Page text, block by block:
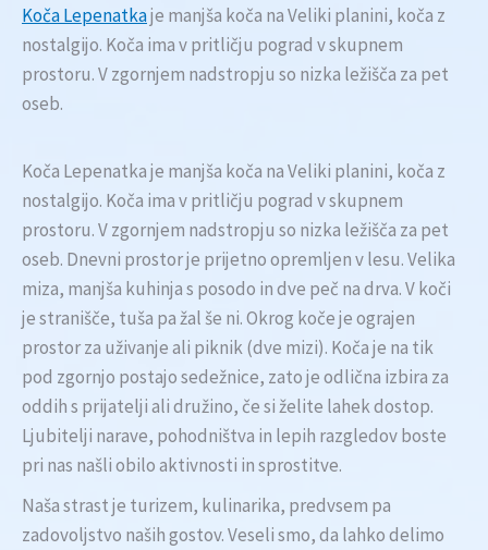
Koča Lepenatkaje manjša koča na Veliki planini, koča z
nostalgijo. Koča ima v pritličju pograd v skupnem
prostoru. V zgornjem nadstropju so nizka ležišča za pet
oseb.
Koča Lepenatka je manjša koča na Veliki planini, koča z
nostalgijo. Koča ima v pritličju pograd v skupnem
prostoru. V zgornjem nadstropju so nizka ležišča za pet
oseb. Dnevni prostor je prijetno opremljen v lesu. Velika
miza, manjša kuhinja s posodo in dve peč na drva. V koči
je stranišče, tuša pa žal še ni. Okrog koče je ograjen
prostor za uživanje ali piknik (dve mizi). Koča je na tik
pod zgornjo postajo sedežnice, zato je odlična izbira za
oddih s prijatelji ali družino, če si želite lahek dostop.
Ljubitelji narave, pohodništva in lepih razgledov boste
pri nas našli obilo aktivnosti in sprostitve.
Naša strast je turizem, kulinarika, predvsem pa
zadovoljstvo naših gostov. Veseli smo, da lahko delimo